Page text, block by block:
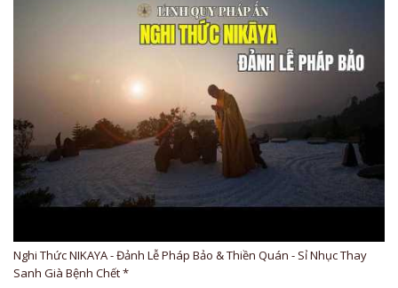
Nghi Thức NIKAYA - Đảnh Lễ Pháp Bảo & Thiền Quán - Sỉ Nhục Thay
Sanh Già Bệnh Chết *